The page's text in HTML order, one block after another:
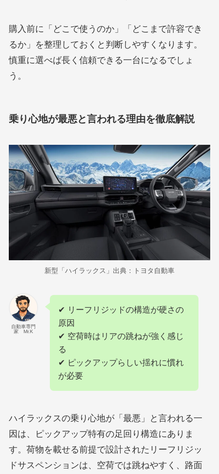
購入前に「どこで使うのか」「どこまで許容でき
るか」を整理しておくと判断しやすくなります。
慎重に選べば長く信頼できる一台になるでしょ
う。
乗り心地が最悪と言われる理由を徹底解説
新型「ハイラックス」出典：トヨタ自動車
自動車専門
家 Mr.K
✔ リーフリジッドの構造が硬さの
原因
✔ 空荷時はリアの跳ねが強く感じ
る
✔ ピックアップらしい揺れに慣れ
が必要
ハイラックスの乗り心地が「最悪」と言われる一
因は、ピックアップ特有の足回り構造にありま
す。荷物を載せる前提で設計されたリーフリジッ
ドサスペンションは、空荷では跳ねやすく、路面